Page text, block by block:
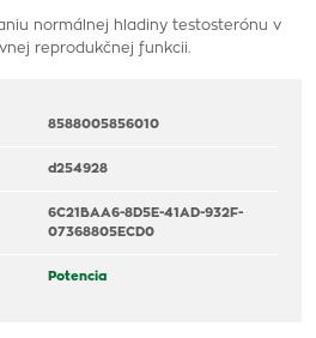
normálnej hladiny testosterónu v
reprodukčnej funkcii.
8588005856010
d254928
6C21BAA6-8D5E-41AD-932F-
07368805ECD0
Potencia